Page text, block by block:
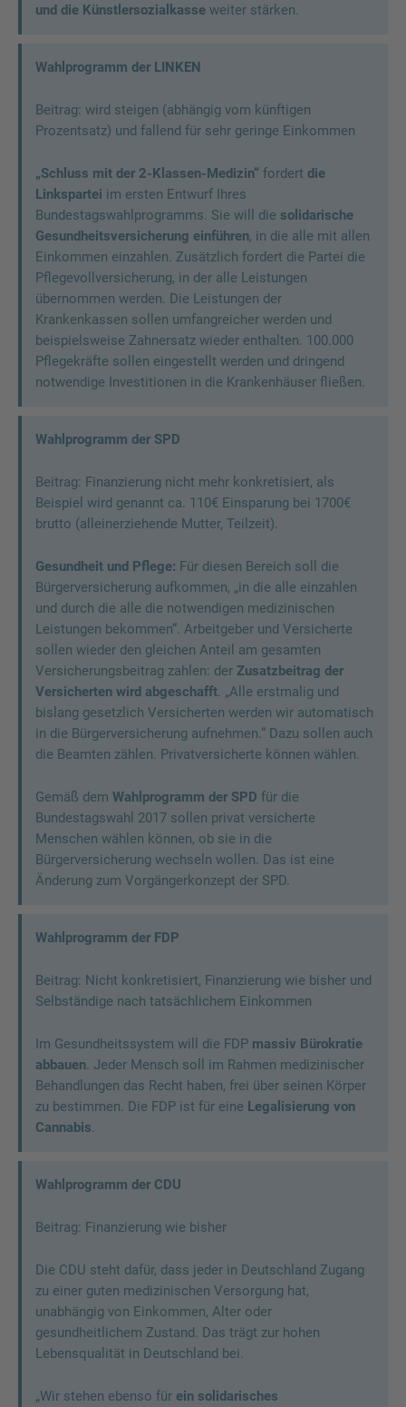
und die Künstlersozialkasse weiter stärken.
Wahlprogramm der LINKEN
Beitrag: wird steigen (abhängig vom künftigen
Prozentsatz) und fallend für sehr geringe Einkommen
„Schluss mit der 2-Klassen-Medizin“ fordert die
Linkspartei im ersten Entwurf Ihres
Bundestagswahlprogramms. Sie will die solidarische
Gesundheitsversicherung einführen, in die alle mit allen
Einkommen einzahlen. Zusätzlich fordert die Partei die
Pflegevollversicherung, in der alle Leistungen
übernommen werden. Die Leistungen der
Krankenkassen sollen umfangreicher werden und
beispielsweise Zahnersatz wieder enthalten. 100.000
Pflegekräfte sollen eingestellt werden und dringend
notwendige Investitionen in die Krankenhäuser fließen.
Wahlprogramm der SPD
Beitrag: Finanzierung nicht mehr konkretisiert, als
Beispiel wird genannt ca. 110€ Einsparung bei 1700€
brutto (alleinerziehende Mutter, Teilzeit).
Gesundheit und Pflege: Für diesen Bereich soll die
Bürgerversicherung aufkommen, „in die alle einzahlen
und durch die alle die notwendigen medizinischen
Leistungen bekommen“. Arbeitgeber und Versicherte
sollen wieder den gleichen Anteil am gesamten
Versicherungsbeitrag zahlen: der Zusatzbeitrag der
Versicherten wird abgeschafft. „Alle erstmalig und
bislang gesetzlich Versicherten werden wir automatisch
in die Bürgerversicherung aufnehmen.“ Dazu sollen auch
die Beamten zählen. Privatversicherte können wählen.
Gemäß dem Wahlprogramm der SPD für die
Bundestagswahl 2017 sollen privat versicherte
Menschen wählen können, ob sie in die
Bürgerversicherung wechseln wollen. Das ist eine
Änderung zum Vorgängerkonzept der SPD.
Wahlprogramm der FDP
Beitrag: Nicht konkretisiert, Finanzierung wie bisher und
Selbständige nach tatsächlichem Einkommen
Im Gesundheitssystem will die FDP massiv Bürokratie
abbauen. Jeder Mensch soll im Rahmen medizinischer
Behandlungen das Recht haben, frei über seinen Körper
zu bestimmen. Die FDP ist für eine Legalisierung von
Cannabis.
Wahlprogramm der CDU
Beitrag: Finanzierung wie bisher
Die CDU steht dafür, dass jeder in Deutschland Zugang
zu einer guten medizinischen Versorgung hat,
unabhängig von Einkommen, Alter oder
gesundheitlichem Zustand. Das trägt zur hohen
Lebensqualität in Deutschland bei.
„Wir stehen ebenso für ein solidarisches